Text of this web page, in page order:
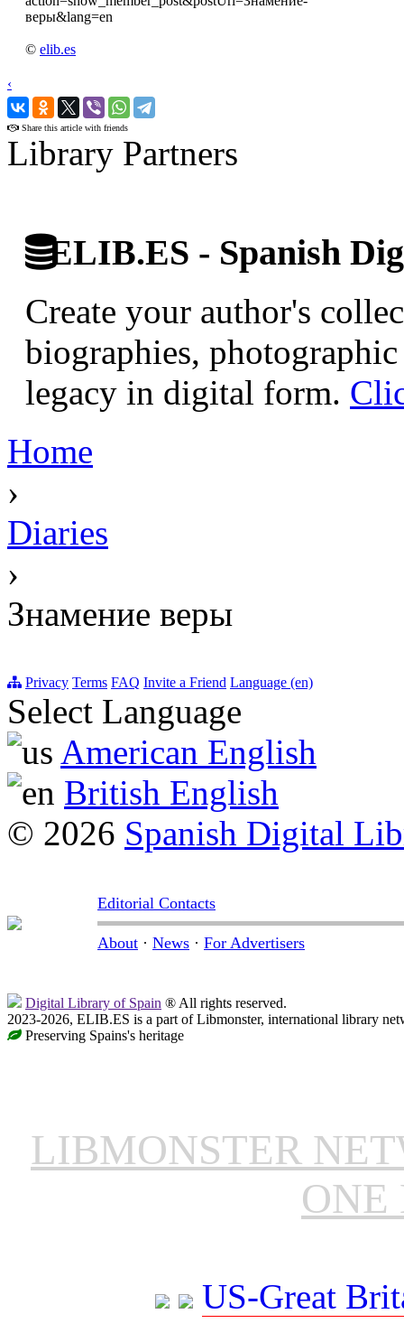
веры&lang=en
© elib.es
‹
›
Share this article with friends
Library Partners
ELIB.ES - Spanish
Create your author's
biographies,
legacy in digital form.
Home
›
Diaries
›
Знамение веры
Privacy Terms FAQ Invite a Friend Language (en)
Select Language
American English
British English
© 2026 Spanish Digital
Editorial Contacts
About · News · For Advertisers
Digital Library of Spain ® All rights reserved.
2023-2026, ELIB.ES is a part of Libmonster, international library
Preserving Spains's heritage
LIBMONSTER
ONE
US-Great